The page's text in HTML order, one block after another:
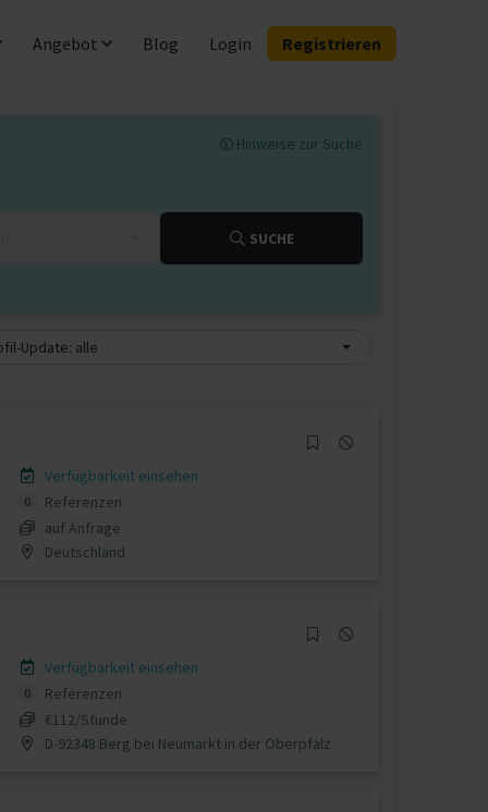
Angebot Blog Login Registrieren
Hinweise zur Suche
SUCHE
Update: alle
Verfügbarkeit einsehen
0
Referenzen
auf Anfrage
Deutschland
Verfügbarkeit einsehen
0
Referenzen
€112/Stunde
D-92348 Berg bei Neumarkt in der Oberpfalz